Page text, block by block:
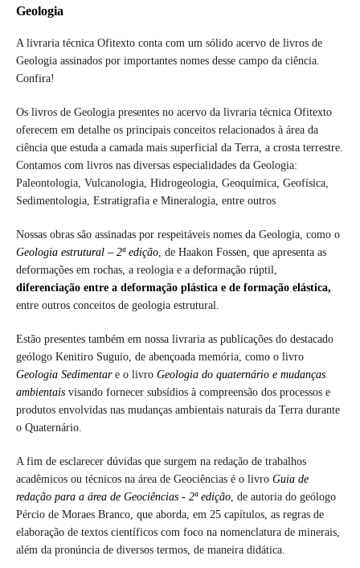
Geologia
A livraria técnica Ofitexto conta com um sólido acervo de livros de
Geologia assinados por importantes nomes desse campo da ciência.
Confira!
Os livros de Geologia presentes no acervo da livraria técnica Ofitexto
oferecem em detalhe os principais conceitos relacionados à área da
ciência que estuda a camada mais superficial da Terra, a crosta terrestre.
Contamos com livros nas diversas especialidades da Geologia:
Paleontologia, Vulcanologia, Hidrogeologia, Geoquímica, Geofísica,
Sedimentologia, Estratigrafia e Mineralogia, entre outros
Nossas obras são assinadas por respeitáveis nomes da Geologia, como o
Geologia estrutural – 2ª edição, de Haakon Fossen, que apresenta as
deformações em rochas, a reologia e a deformação rúptil,
diferenciação entre a deformação plástica e de formação elástica,
entre outros conceitos de geologia estrutural.
Estão presentes também em nossa livraria as publicações do destacado
geólogo Kenitiro Suguio, de abençoada memória, como o livro
Geologia Sedimentare o livro Geologia do quaternário e mudanças
ambientais visando fornecer subsídios à compreensão dos processos e
produtos envolvidas nas mudanças ambientais naturais da Terra durante
o Quaternário.
A fim de esclarecer dúvidas que surgem na redação de trabalhos
acadêmicos ou técnicos na área de Geociências é o livro Guia de
redação para a área de Geociências - 2ª edição, de autoria do geólogo
Pércio de Moraes Branco, que aborda, em 25 capítulos, as regras de
elaboração de textos científicos com foco na nomenclatura de minerais,
além da pronúncia de diversos termos, de maneira didática.